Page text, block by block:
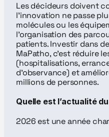
Les décideurs doivent
l’innovation ne passe
molécules ou les
l’organisation des
patients. Investir dans
MaPatho, c’est réduire
(hospitalisations,
d’observance) et
millions de personnes.
Quelle est l’actualité
2026 est une année